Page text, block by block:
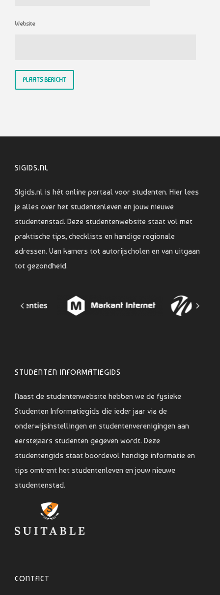
Website
SIGIDS.NL
SIgids.nl is hét online portaal voor studenten. Hier lees
je alles over het studentenleven en jouw nieuwe
studentenstad. Deze studentenwebsite staat vol met
praktische tips, checklists en handige regionale
adressen. Van kamers tot autorijscholen en van uitgaan
tot gezondheid.
STUDENTEN INFORMATIEGIDS
Naast de studentenwebsite hebben we de fysieke
Studenten Informatiegids die ieder jaar via de
onderwijsinstellingen en studentenverenigingen aan
eerstejaars studenten gegeven wordt. Deze
studentengids staat boordevol handige informatie en
tips omtrent het studentenleven en jouw nieuwe
studentenstad.
CONTACT